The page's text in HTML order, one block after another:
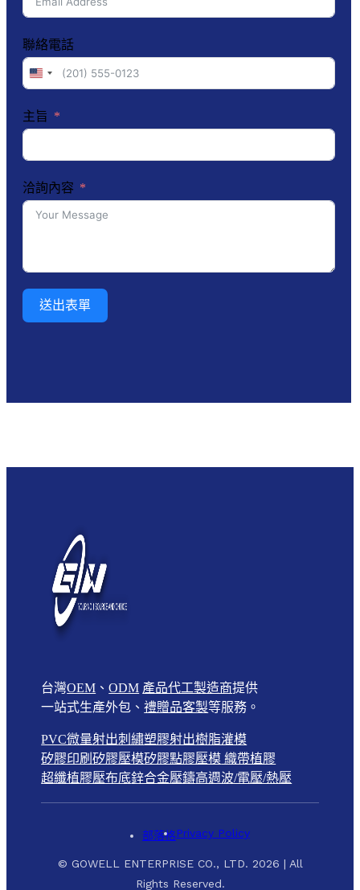
聯絡電話
United
States
主旨
洽詢內容
送出表單
台灣OEM 、ODM 產品代工製造商提供
一站式生產外包、禮贈品客製等服務。
PVC微量射出刺繡塑膠射出樹脂灌模
矽膠印刷矽膠壓模矽膠點膠壓模 織帶植膠
超纖植膠壓布底鋅合金壓鑄高週波/電壓/熱壓
© GOWELL ENTERPRISE CO., LTD. 2026 | All
Rights Reserved.
部落格Privacy Policy